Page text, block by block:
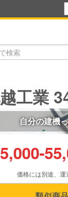
工業
自分の建機
-
価格には別途、運